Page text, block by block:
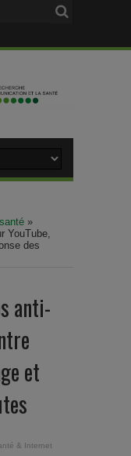
»
YouTube,
des
anti-
et
& Internet